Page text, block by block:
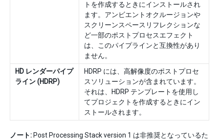
トを作成するときにインストールされ
ます。アンビエントオクルージョンや
スクリーンスペースリフレクションな
ど一部のポストプロセスエフェクト
は、このパイプラインと互換性があり
ません。
HD レンダーパイプ
ライン (HDRP)
HDRP には、高解像度のポストプロセ
スソリューションが含まれています。
それは、HDRP テンプレートを使用し
てプロジェクトを作成するときにイン
ストールされます。
ノート: Post Processing Stack version 1 は非推奨となっているた